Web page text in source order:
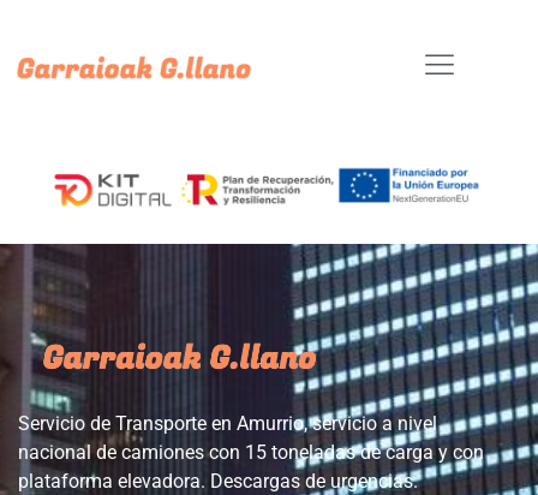
Servicio de Transporte en Amurrio, servicio a nivel
nacional de camiones con 15 toneladas de carga y con
plataforma elevadora. Descargas de urgencias.